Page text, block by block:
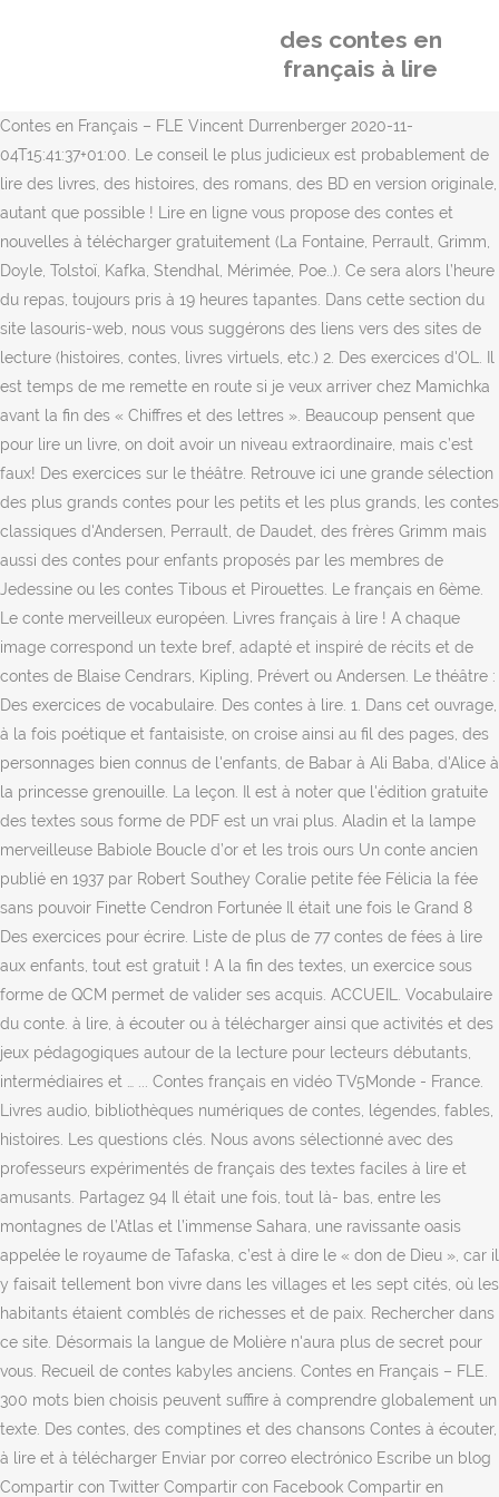
des contes en
français à lire
Contes en Français – FLE Vincent Durrenberger 2020-11-
04T15:41:37+01:00. Le conseil le plus judicieux est probablement de
lire des livres, des histoires, des romans, des BD en version originale,
autant que possible ! Lire en ligne vous propose des contes et
nouvelles à télécharger gratuitement (La Fontaine, Perrault, Grimm,
Doyle, Tolstoï, Kafka, Stendhal, Mérimée, Poe..). Ce sera alors l’heure
du repas, toujours pris à 19 heures tapantes. Dans cette section du
site lasouris-web, nous vous suggérons des liens vers des sites de
lecture (histoires, contes, livres virtuels, etc.) 2. Des exercices d'OL. Il
est temps de me remette en route si je veux arriver chez Mamichka
avant la fin des « Chiffres et des lettres ». Beaucoup pensent que
pour lire un livre, on doit avoir un niveau extraordinaire, mais c’est
faux! Des exercices sur le théâtre. Retrouve ici une grande sélection
des plus grands contes pour les petits et les plus grands, les contes
classiques d'Andersen, Perrault, de Daudet, des frères Grimm mais
aussi des contes pour enfants proposés par les membres de
Jedessine ou les contes Tibous et Pirouettes. Le français en 6ème.
Le conte merveilleux européen. Livres français à lire ! A chaque
image correspond un texte bref, adapté et inspiré de récits et de
contes de Blaise Cendrars, Kipling, Prévert ou Andersen. Le théâtre :
Des exercices de vocabulaire. Des contes à lire. 1. Dans cet ouvrage,
à la fois poétique et fantaisiste, on croise ainsi au fil des pages, des
personnages bien connus de l'enfants, de Babar à Ali Baba, d'Alice à
la princesse grenouille. La leçon. Il est à noter que l'édition gratuite
des textes sous forme de PDF est un vrai plus. Aladin et la lampe
merveilleuse Babiole Boucle d’or et les trois ours Un conte ancien
publié en 1937 par Robert Southey Coralie petite fée Félicia la fée
sans pouvoir Finette Cendron Fortunée Il était une fois le Grand 8
Des exercices pour écrire. Liste de plus de 77 contes de fées à lire
aux enfants, tout est gratuit ! A la fin des textes, un exercice sous
forme de QCM permet de valider ses acquis. ACCUEIL. Vocabulaire
du conte. à lire, à écouter ou à télécharger ainsi que activités et des
jeux pédagogiques autour de la lecture pour lecteurs débutants,
intermédiaires et … ... Contes français en vidéo TV5Monde - France.
Livres audio, bibliothèques numériques de contes, légendes, fables,
histoires. Les questions clés. Nous avons sélectionné avec des
professeurs expérimentés de français des textes faciles à lire et
amusants. Partagez 94 Il était une fois, tout là- bas, entre les
montagnes de l’Atlas et l’immense Sahara, une ravissante oasis
appelée le royaume de Tafaska, c’est à dire le « don de Dieu », car il
y faisait tellement bon vivre dans les villages et les sept cités, où les
habitants étaient comblés de richesses et de paix. Rechercher dans
ce site. Désormais la langue de Molière n'aura plus de secret pour
vous. Recueil de contes kabyles anciens. Contes en Français – FLE.
300 mots bien choisis peuvent suffire à comprendre globalement un
texte. Des contes, des comptines et des chansons Contes à écouter,
à lire et à télécharger Enviar por correo electrónico Escribe un blog
Compartir con Twitter Compartir con Facebook Compartir en